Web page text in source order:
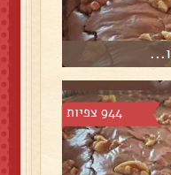
944 צפיות